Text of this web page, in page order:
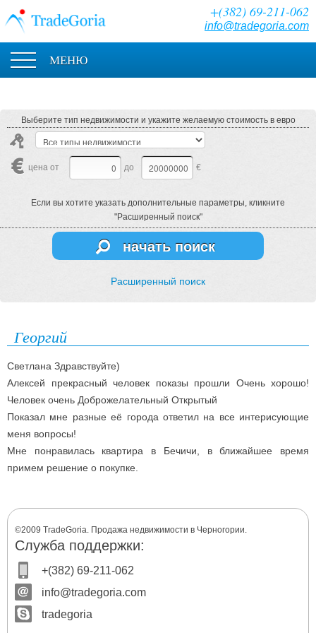
+(382) 69-211-062
info@tradegoria.com
МЕНЮ
Выберите тип недвижимости и укажите желаемую стоимость в евро
цена от до €
Если вы хотите указать дополнительные параметры, кликните
"Расширенный поиск"
начать поиск
Расширенный поиск
Георгий
Светлана Здравствуйте)
Алексей прекрасный человек показы прошли Очень хорошо!
Человек очень Доброжелательный Открытый
Показал мне разные её города ответил на все интерисующие
меня вопросы!
Мне понравилась квартира в Бечичи, в ближайшее время
примем решение о покупке.
©2009 TradeGoria. Продажа недвижимости в Черногории.
Служба поддержки:
+(382) 69-211-062
info@tradegoria.com
tradegoria